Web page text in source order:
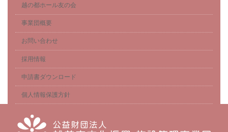
越の都ホール友の会
事業団概要
お問い合わせ
採用情報
申請書ダウンロード
個人情報保護方針